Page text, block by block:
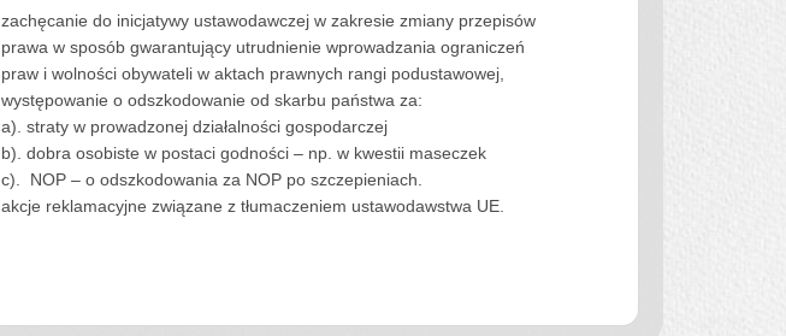
zachęcanie do inicjatywy ustawodawczej w zakresie zmiany przepisów
prawa w sposób gwarantujący utrudnienie wprowadzania ograniczeń
praw i wolności obywateli w aktach prawnych rangi podustawowej,
występowanie o odszkodowanie od skarbu państwa za:
a). straty w prowadzonej działalności gospodarczej
b). dobra osobiste w postaci godności – np. w kwestii maseczek
c). NOP – o odszkodowania za NOP po szczepieniach.
akcje reklamacyjne związane z tłumaczeniem ustawodawstwa UE.